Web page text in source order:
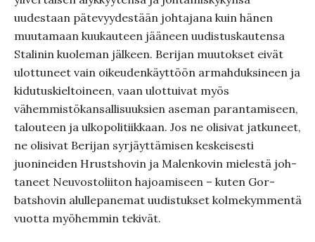
uudestaan pätevyydestään johta­jana kuin hänen
muutamaan kuukauteen jääneen uudistuskautensa
Stalinin kuoleman jälkeen. Berijan muutokset eivät
ulottuneet vain oikeudenkäyttöön armah­duksineen ja
kidutuskieltoineen, vaan ulottuivat myös
vähemmistö­kansallisuuksien aseman parantamiseen,
ta­louteen ja ulkopolitiik­kaan. Jos ne olisivat jatkuneet,
ne olisivat Berijan syrjäyttämisen keskeisesti
juonineiden Hrustshovin ja Malenkovin mielestä joh­
taneet Neuvostoliiton hajoamiseen – kuten Gor­
batshovin alulle­panemat uudistukset kolme­kymmentä
vuotta myöhemmin tekivät.